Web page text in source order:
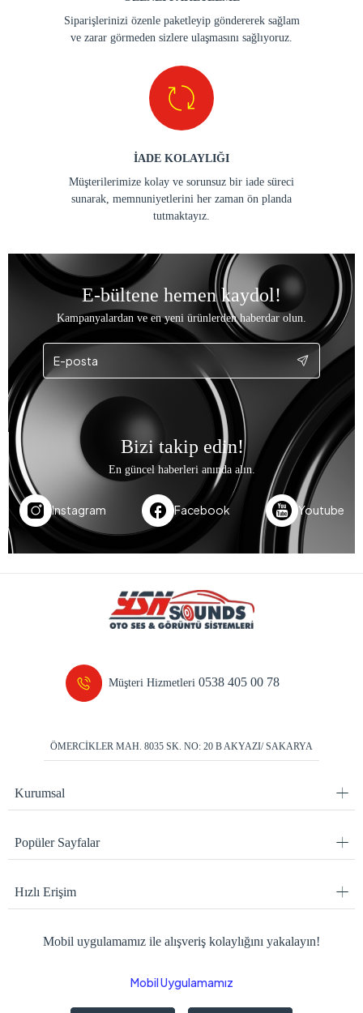
Siparişlerinizi özenle paketleyip göndererek sağlam
ve zarar görmeden sizlere ulaşmasını sağlıyoruz.
İADE KOLAYLIĞI
Müşterilerimize kolay ve sorunsuz bir iade süreci
sunarak, memnuniyetlerini her zaman ön planda
tutmaktayız.
E-bültene hemen kaydol!
Kampanyalardan ve en yeni ürünlerden haberdar olun.
Bizi takip edin!
En güncel haberleri anında alın.
Instagram Facebook Youtube
Müşteri Hizmetleri0538 405 00 78
ÖMERCİKLER MAH. 8035 SK. NO: 20 B AKYAZI/ SAKARYA
Kurumsal
Popüler Sayfalar
Hızlı Erişim
Mobil uygulamamız ile alışveriş kolaylığını yakalayın!
Mobil Uygulamamız